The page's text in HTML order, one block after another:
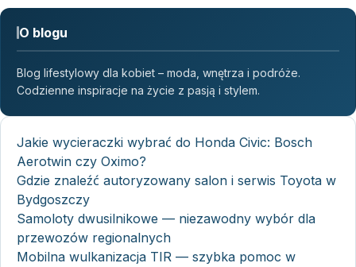
O blogu
Blog lifestylowy dla kobiet – moda, wnętrza i podróże.
Codzienne inspiracje na życie z pasją i stylem.
Jakie wycieraczki wybrać do Honda Civic: Bosch
Aerotwin czy Oximo?
Gdzie znaleźć autoryzowany salon i serwis Toyota w
Bydgoszczy
Samoloty dwusilnikowe — niezawodny wybór dla
przewozów regionalnych
Mobilna wulkanizacja TIR — szybka pomoc w